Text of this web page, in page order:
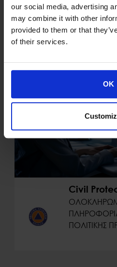
our social media, advertising
may combine it with other
provided to them or that
of their services.
OK
Civil
ΠΟΛΙΤΙΚΗΣ